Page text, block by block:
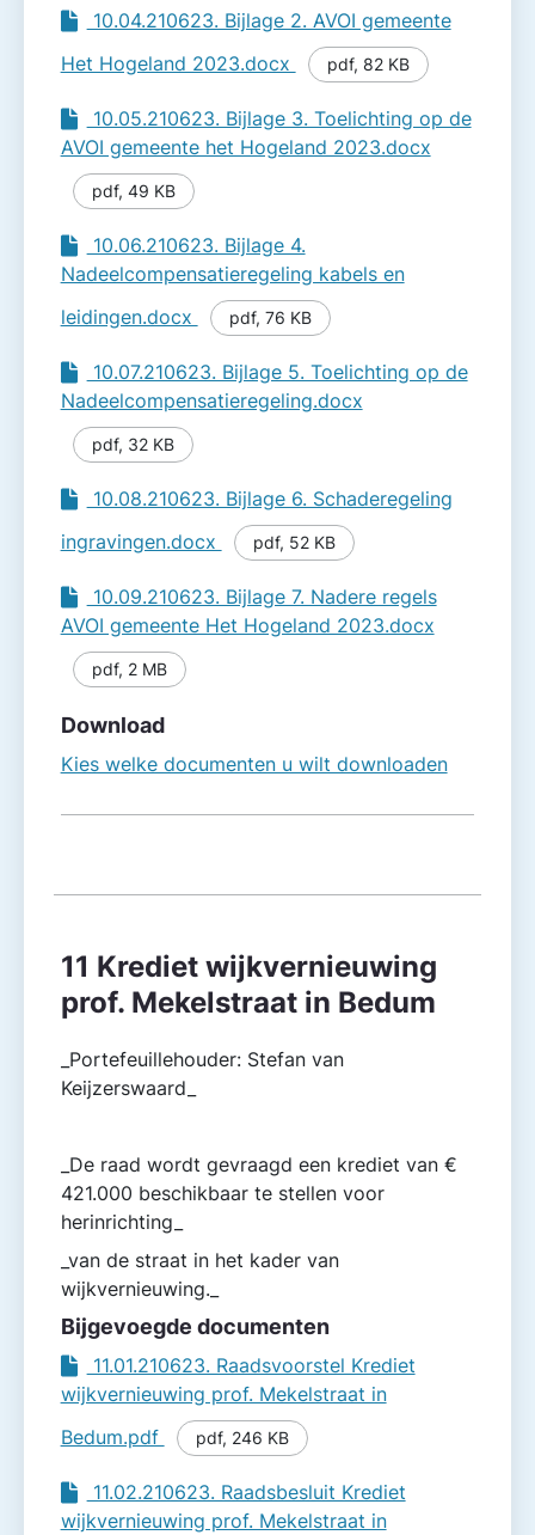
10.04.210623. Bijlage 2. AVOI gemeente
Het Hogeland 2023.docx
pdf, 82 KB
10.05.210623. Bijlage 3. Toelichting op de
AVOI gemeente het Hogeland 2023.docx
pdf, 49 KB
10.06.210623. Bijlage 4.
Nadeelcompensatieregeling kabels en
leidingen.docx
pdf, 76 KB
10.07.210623. Bijlage 5. Toelichting op de
Nadeelcompensatieregeling.docx
pdf, 32 KB
10.08.210623. Bijlage 6. Schaderegeling
ingravingen.docx
pdf, 52 KB
10.09.210623. Bijlage 7. Nadere regels
AVOI gemeente Het Hogeland 2023.docx
pdf, 2 MB
Download
Kies welke documenten u wilt downloaden
11 Krediet wijkvernieuwing
prof. Mekelstraat in Bedum
_Portefeuillehouder: Stefan van
Keijzerswaard_
_De raad wordt gevraagd een krediet van €
421.000 beschikbaar te stellen voor
herinrichting_
_van de straat in het kader van
wijkvernieuwing._
Bijgevoegde documenten
11.01.210623. Raadsvoorstel Krediet
wijkvernieuwing prof. Mekelstraat in
Bedum.pdf
pdf, 246 KB
11.02.210623. Raadsbesluit Krediet
wijkvernieuwing prof. Mekelstraat in